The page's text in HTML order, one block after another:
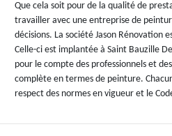
Que cela soit pour de la qualité de
travailler avec une entreprise de
décisions. La société Jason Rénovation
Celle-ci est implantée à Saint Bauzille
pour le compte des professionnels et
complète en termes de peinture.
respect des normes en vigueur et le